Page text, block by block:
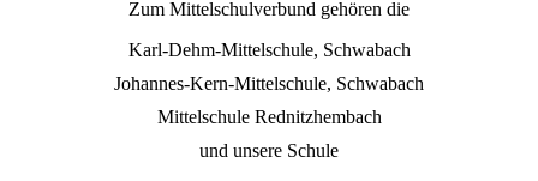
Zum Mittelschulverbund gehören die
Karl-Dehm-Mittelschule, Schwabach
Johannes-Kern-Mittelschule, Schwabach
Mittelschule Rednitzhembach
und unsere Schule